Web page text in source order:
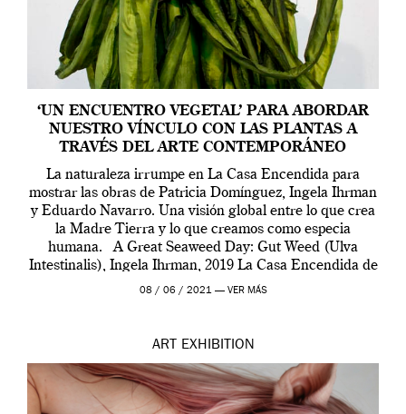
‘UN ENCUENTRO VEGETAL’ PARA ABORDAR
NUESTRO VÍNCULO CON LAS PLANTAS A
TRAVÉS DEL ARTE CONTEMPORÁNEO
La naturaleza irrumpe en La Casa Encendida para
mostrar las obras de Patricia Domínguez, Ingela Ihrman
y Eduardo Navarro. Una visión global entre lo que crea
la Madre Tierra y lo que creamos como especia
humana. A Great Seaweed Day: Gut Weed (Ulva
Intestinalis), Ingela Ihrman, 2019 La Casa Encendida de
Madrid y la Wellcome […]
08 / 06 / 2021 — VER MÁS
ART EXHIBITION